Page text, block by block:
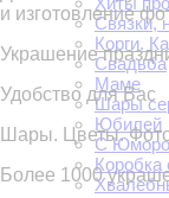
Связки,
Корги.
Свадьба
Маме
Шары
Юбилей
С
и изготовление
Украшение
Удобство для Вас
Шары. Цветы.
Более 1000